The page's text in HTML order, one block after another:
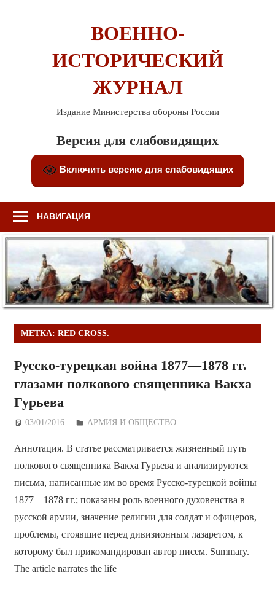
ВОЕННО-
ИСТОРИЧЕСКИЙ
ЖУРНАЛ
Издание Министерства обороны России
Версия для слабовидящих
Включить версию для слабовидящих
НАВИГАЦИЯ
МЕТКА: RED CROSS.
Русско-турецкая война 1877—1878 гг.
глазами полкового священника Вакха
Гурьева
03/01/2016 Дежурный по Редакции
АРМИЯ И ОБЩЕСТВО
Аннотация. В статье рассматривается жизненный путь
полкового священника Вакха Гурьева и анализируются
письма, написанные им во время Русско-турецкой войны
1877—1878 гг.; показаны роль военного духовенства в
русской армии, значение религии для солдат и офицеров,
проблемы, стоявшие перед дивизионным лазаретом, к
которому был прикомандирован автор писем. Summary.
The article narrates the life